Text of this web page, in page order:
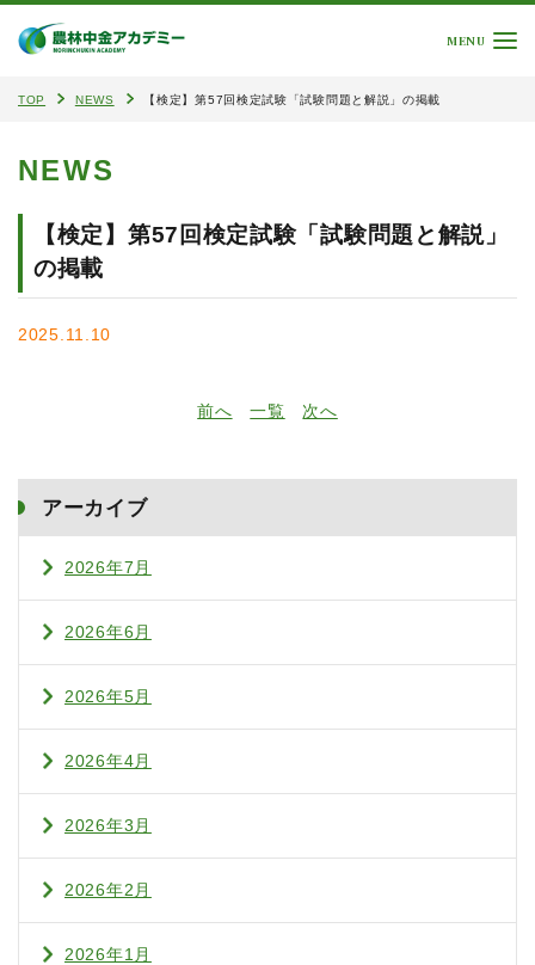
MENU
TOP NEWS 【検定】第57回検定試験「試験問題と解説」の掲載
NEWS
【検定】第57回検定試験「試験問題と解説」
の掲載
2025.11.10
前へ 一覧 次へ
アーカイブ
2026年7月
2026年6月
2026年5月
2026年4月
2026年3月
2026年2月
2026年1月